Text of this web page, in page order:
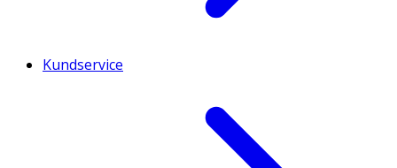
Kundservice